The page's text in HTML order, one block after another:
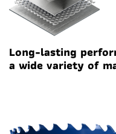
Long-lasting
a wide variety of